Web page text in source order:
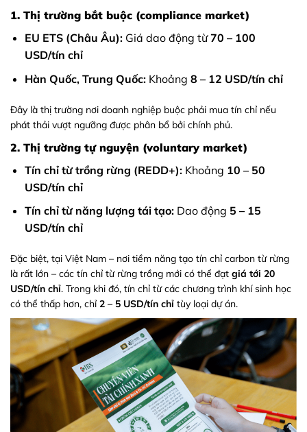
1. Thị trường bắt buộc (compliance market)
EU ETS (Châu Âu):Giá dao động từ70 – 100
USD/tín chỉ
Hàn Quốc, Trung Quốc:Khoảng 8 – 12 USD/tín chỉ
Đây là thị trường nơi doanh nghiệp buộc phải mua tín chỉ nếu
phát thải vượt ngưỡng được phân bổ bởi chính phủ.
2. Thị trường tự nguyện (voluntary market)
Tín chỉ từ trồng rừng (REDD+):Khoảng 10 – 50
USD/tín chỉ
Tín chỉ từ năng lượng tái tạo:Dao động 5 – 15
USD/tín chỉ
Đặc biệt, tại Việt Nam – nơi tiềm năng tạo tín chỉ carbon từ rừng
là rất lớn – các tín chỉ từ rừng trồng mới có thể đạt giá tới 20
USD/tín chỉ. Trong khi đó, tín chỉ từ các chương trình khí sinh học
có thể thấp hơn, chỉ 2 – 5 USD/tín chỉ tùy loại dự án.